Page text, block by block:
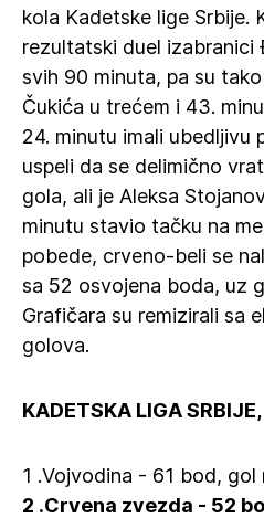
kola Kadetske lige Srbije.
rezultatski duel izabranici
svih 90 minuta, pa su
Čukića u trećem i 43.
24. minutu imali ubedljivu
uspeli da se delimično
gola, ali je Aleksa
minutu stavio tačku na
pobede, crveno-beli se
sa 52 osvojena boda, uz
Grafičara su remizirali sa
golova.
KADETSKA LIGA SRBIJE,
1 .Vojvodina - 61 bod, gol
2 .Crvena zvezda - 52